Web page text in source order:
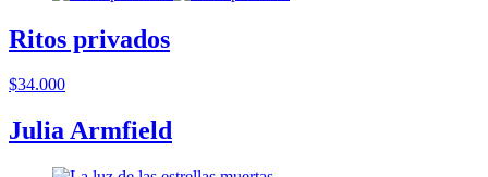
Ritos privados
$34.000
Julia Armfield